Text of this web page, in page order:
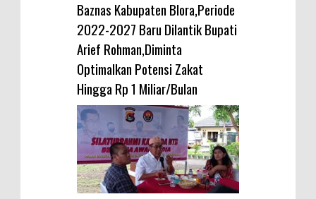
Baznas Kabupaten Blora,Periode
2022-2027 Baru Dilantik Bupati
Arief Rohman,Diminta
Optimalkan Potensi Zakat
Hingga Rp 1 Miliar/Bulan